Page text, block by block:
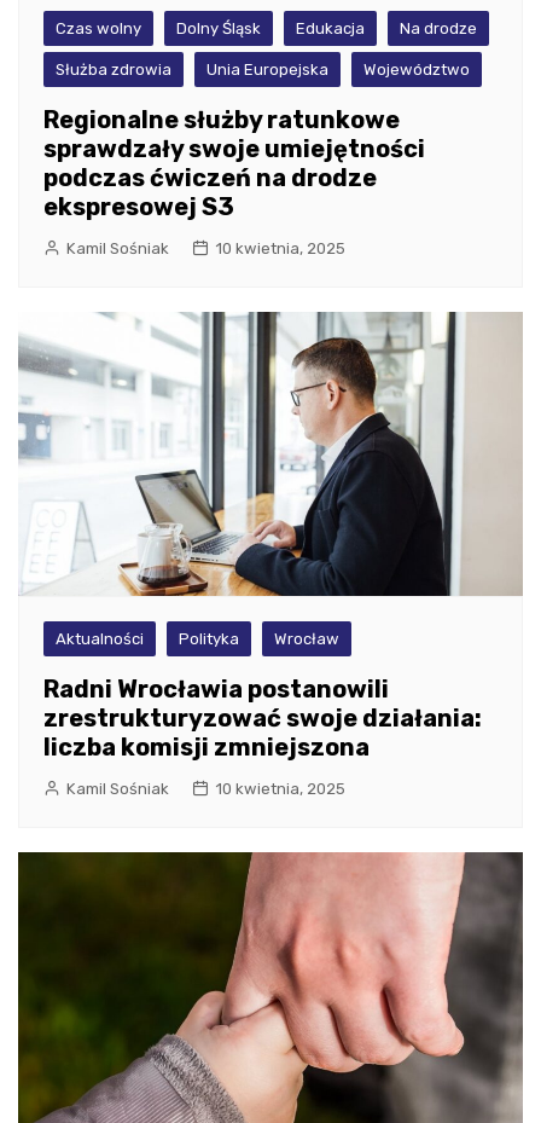
Czas wolny Dolny Śląsk Edukacja Na drodze
Służba zdrowia Unia Europejska Województwo
Regionalne służby ratunkowe
sprawdzały swoje umiejętności
podczas ćwiczeń na drodze
ekspresowej S3
Kamil Sośniak 10 kwietnia, 2025
Aktualności Polityka Wrocław
Radni Wrocławia postanowili
zrestrukturyzować swoje działania:
liczba komisji zmniejszona
Kamil Sośniak 10 kwietnia, 2025